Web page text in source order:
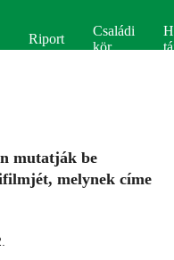
Riport
Családi
kör
mutatják be
melynek címe